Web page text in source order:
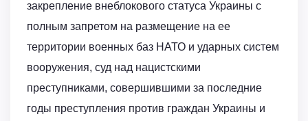
закрепление внеблокового статуса Украины с
полным запретом на размещение на ее
территории военных баз НАТО и ударных систем
вооружения, суд над нацистскими
преступниками, совершившими за последние
годы преступления против граждан Украины и